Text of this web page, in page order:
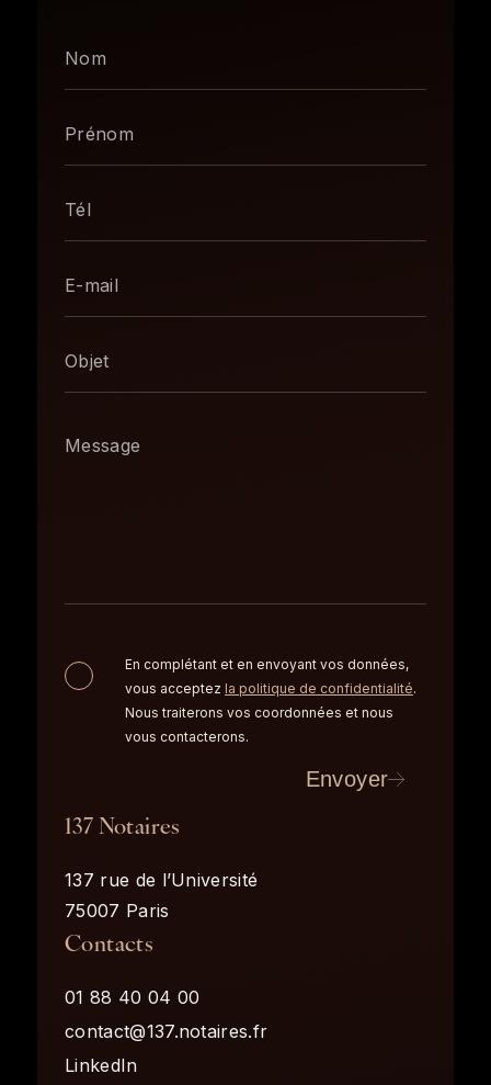
137 Notaires
137 rue de l’Université
75007 Paris
Contacts
01 88 40 04 00
contact@137.notaires.fr
LinkedIn
En complétant et en envoyant vos données,
vous acceptez la politique de confidentialité.
Nous traiterons vos coordonnées et nous
vous contacterons.
Envoyer